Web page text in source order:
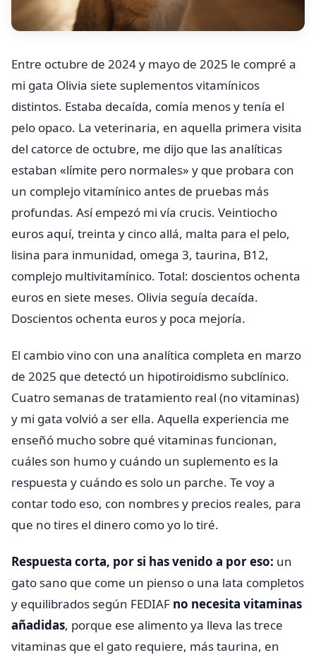
Entre octubre de 2024 y mayo de 2025 le compré a
mi gata Olivia siete suplementos vitamínicos
distintos. Estaba decaída, comía menos y tenía el
pelo opaco. La veterinaria, en aquella primera visita
del catorce de octubre, me dijo que las analíticas
estaban «límite pero normales» y que probara con
un complejo vitamínico antes de pruebas más
profundas. Así empezó mi vía crucis. Veintiocho
euros aquí, treinta y cinco allá, malta para el pelo,
lisina para inmunidad, omega 3, taurina, B12,
complejo multivitamínico. Total: doscientos ochenta
euros en siete meses. Olivia seguía decaída.
Doscientos ochenta euros y poca mejoría.
El cambio vino con una analítica completa en marzo
de 2025 que detectó un hipotiroidismo subclínico.
Cuatro semanas de tratamiento real (no vitaminas)
y mi gata volvió a ser ella. Aquella experiencia me
enseñó mucho sobre qué vitaminas funcionan,
cuáles son humo y cuándo un suplemento es la
respuesta y cuándo es solo un parche. Te voy a
contar todo eso, con nombres y precios reales, para
que no tires el dinero como yo lo tiré.
Respuesta corta, por si has venido a por eso: un
gato sano que come un pienso o una lata completos
y equilibrados según FEDIAF no necesita vitaminas
añadidas, porque ese alimento ya lleva las trece
vitaminas que el gato requiere, más taurina, en